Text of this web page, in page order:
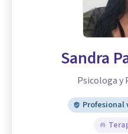
Sandra
Psicologa y
Profesional